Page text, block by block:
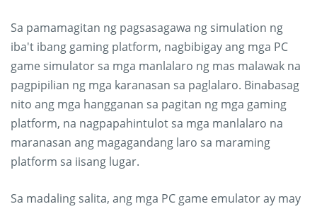
Sa pamamagitan ng pagsasagawa ng simulation ng
iba't ibang gaming platform, nagbibigay ang mga PC
game simulator sa mga manlalaro ng mas malawak na
pagpipilian ng mga karanasan sa paglalaro. Binabasag
nito ang mga hangganan sa pagitan ng mga gaming
platform, na nagpapahintulot sa mga manlalaro na
maranasan ang magagandang laro sa maraming
platform sa iisang lugar.
Sa madaling salita, ang mga PC game emulator ay may